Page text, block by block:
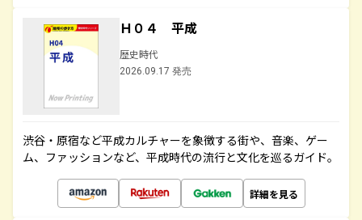
Ｈ０４ 平成
歴史時代
2026.09.17 発売
渋谷・原宿など平成カルチャーを象徴する街や、音楽、ゲー
ム、ファッションなど、平成時代の流行と文化を巡るガイド。
詳細を見る